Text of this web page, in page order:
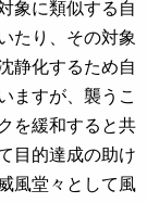
象に類似する自
たり、その対象
静化するため自
ますが、襲うこ
を緩和すると共
目的達成の助け
風堂々として風